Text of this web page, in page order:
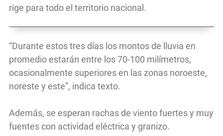
rige para todo el territorio nacional.
“Durante estos tres días los montos de lluvia en
promedio estarán entre los 70-100 milímetros,
ocasionalmente superiores en las zonas noroeste,
noreste y este”, indica texto.
Además, se esperan rachas de viento fuertes y muy
fuentes con actividad eléctrica y granizo.